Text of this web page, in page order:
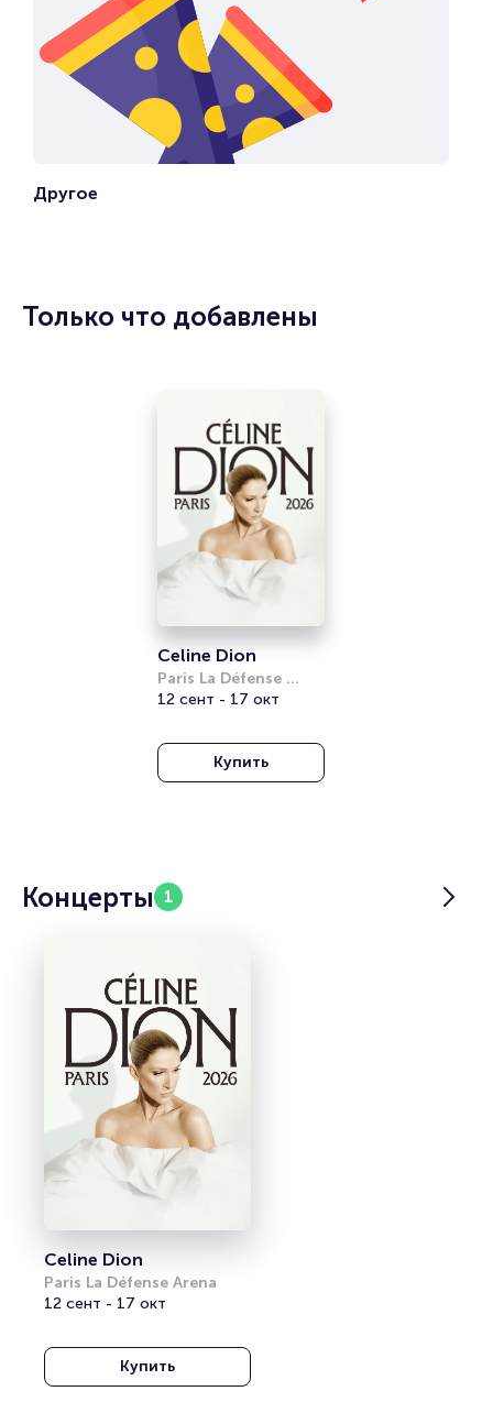
Другое
Только что добавлены
Celine Dion
Paris La Défense
Arena
12 сент - 17 окт
Купить
Концерты 1
Celine Dion
Paris La Défense Arena
12 сент - 17 окт
Купить